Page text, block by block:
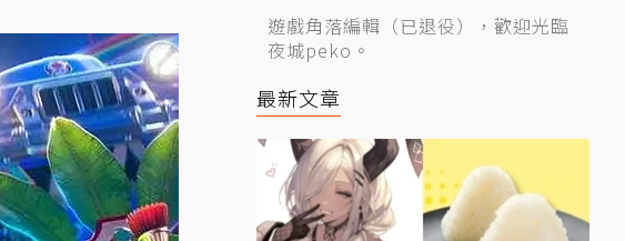
遊戲角落編輯（已退役），歡迎光臨
夜城peko。
最新文章